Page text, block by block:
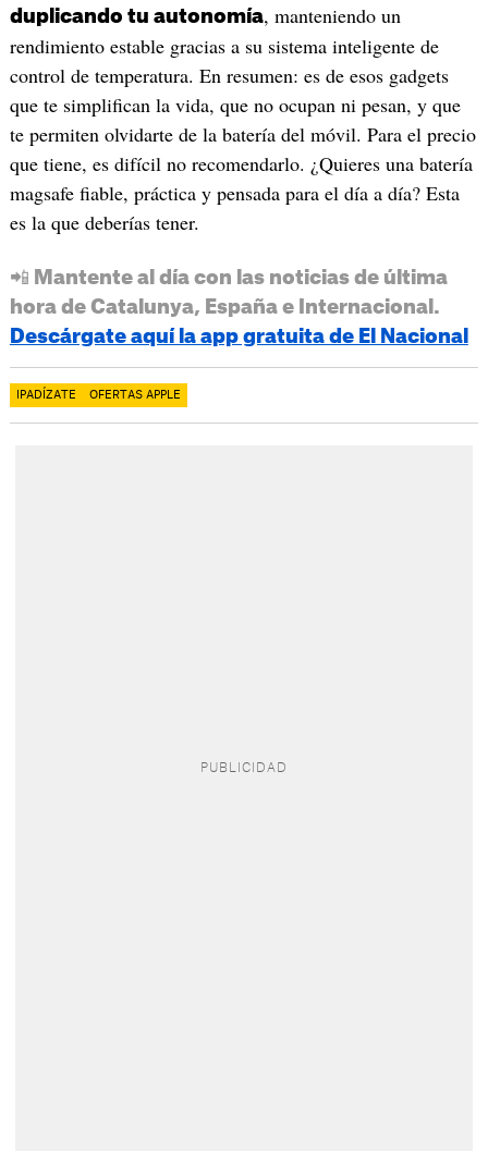
duplicando tu autonomía, manteniendo un
rendimiento estable gracias a su sistema inteligente de
control de temperatura. En resumen: es de esos gadgets
que te simplifican la vida, que no ocupan ni pesan, y que
te permiten olvidarte de la batería del móvil. Para el precio
que tiene, es difícil no recomendarlo. ¿Quieres una batería
magsafe fiable, práctica y pensada para el día a día? Esta
es la que deberías tener.
📲 Mantente al día con las noticias de última
hora de Catalunya, España e Internacional.
Descárgate aquí la app gratuita de El Nacional
IPADÍZATE OFERTAS APPLE